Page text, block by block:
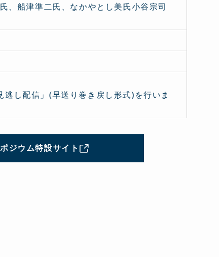
船津準二氏、なかやとし美氏小谷宗司
し配信」(早送り巻き戻し形式)を行いま
ジウム特設サイト